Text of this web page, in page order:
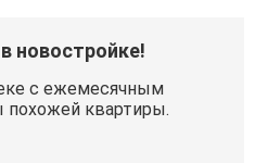
новостройке!
с ежемесячным
квартиры.